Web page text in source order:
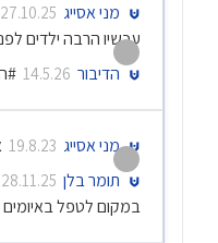
מני אסייג 27.10.25
עכשיו הרבה ילדים
הדיבור 14.5.26
מני אסייג 19.8.23
תומר בלן 28.11.25
במקום לטפל